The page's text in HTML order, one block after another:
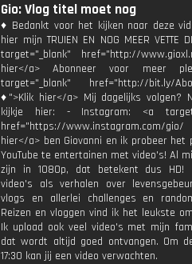
Gio: Vlog titel moet nog
♦ Bedankt voor het kijken naar deze
hier mijn TRUIEN EN NOG MEER VETTE
target="_blank" href="http://
hier</a> Abonneer voor meer
target="_blank" href="http://bit.ly/
♦">Klik hier</a> Mij dagelijks volgen?
kijkje hier: - Instagram: <a
href="https://www.instagram.com/
hier</a> ben Giovanni en ik probeer het
YouTube te entertainen met video's! Al
zijn in 1080p, dat betekent dus HD!
video's als verhalen over
vlogs en allerlei challenges en
Reizen en vloggen vind ik het leukste
Ik upload ook veel video's met mijn
dat wordt altijd goed ontvangen. Om
17:30 kan jij een video verwachten.